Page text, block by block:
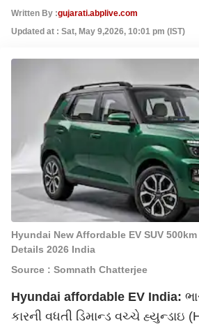
Written By :gujarati.abplive.com
Updated at : Sat, May 9,2026, 10:01 pm (IST)
Hyundai New Affordable EV SUV
Details 2026 India
Source : Somnath Chatterjee
Hyundai affordable EV India:
કારની વધતી ડિમાન્ડ વચ્ચે હ્યુન્ડાઇ